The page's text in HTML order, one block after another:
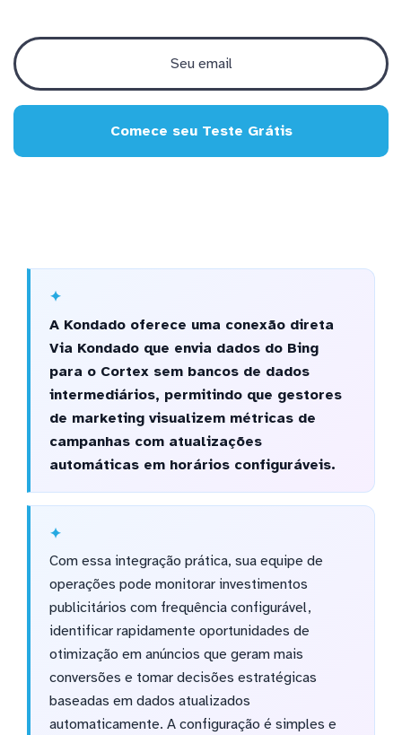
Comece seu Teste Grátis
A Kondado oferece uma conexão direta
Via Kondado que envia dados do Bing
para o Cortex sem bancos de dados
intermediários, permitindo que gestores
de marketing visualizem métricas de
campanhas com atualizações
automáticas em horários configuráveis.
Com essa integração prática, sua equipe de
operações pode monitorar investimentos
publicitários com frequência configurável,
identificar rapidamente oportunidades de
otimização em anúncios que geram mais
conversões e tomar decisões estratégicas
baseadas em dados atualizados
automaticamente. A configuração é simples e